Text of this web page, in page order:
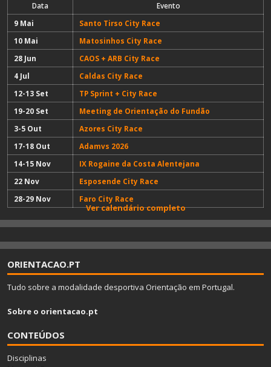
Data
Evento
9 Mai
Santo Tirso City Race
10 Mai
Matosinhos City Race
28 Jun
CAOS + ARB City Race
4 Jul
Caldas City Race
12-13 Set
TP Sprint + City Race
19-20 Set
Meeting de Orientação do Fundão
3-5 Out
Azores City Race
17-18 Out
Adamvs 2026
14-15 Nov
IX Rogaine da Costa Alentejana
22 Nov
Esposende City Race
28-29 Nov
Faro City Race
Ver calendário completo
ORIENTACAO.PT
Tudo sobre a modalidade desportiva Orientação em Portugal.
Sobre o orientacao.pt
CONTEÚDOS
Disciplinas